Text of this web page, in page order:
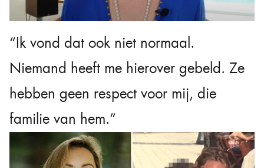
“Ik vond dat ook niet normaal.
Niemand heeft me hierover gebeld. Ze
hebben geen respect voor mij, die
familie van hem.”